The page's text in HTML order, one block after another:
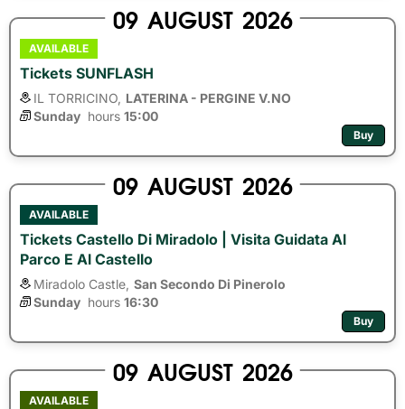
09 AUGUST 2026
AVAILABLE
Tickets SUNFLASH
IL TORRICINO, LATERINA - PERGINE V.NO
Sunday hours 15:00
Buy
09 AUGUST 2026
AVAILABLE
Tickets Castello Di Miradolo | Visita Guidata Al
Parco E Al Castello
Miradolo Castle, San Secondo Di Pinerolo
Sunday hours 16:30
Buy
09 AUGUST 2026
AVAILABLE